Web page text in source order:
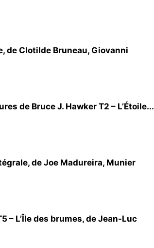
de Clotilde Bruneau, Giovanni
de Bruce J. Hawker T2 – L’Étoile...
de Joe Madureira, Munier
– L’Île des brumes, de Jean-Luc